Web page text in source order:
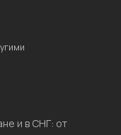
и в СНГ: от